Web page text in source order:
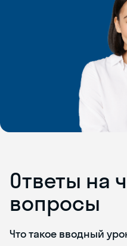
Ответы на
вопросы
Что такое вводный